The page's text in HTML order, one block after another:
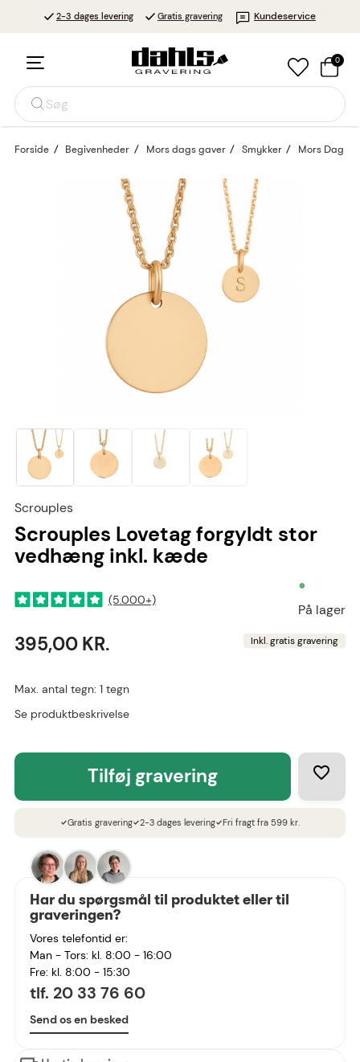
2-3 dages levering Gratis gravering Kundeservice
Søg
0
Forside Begivenheder Mors dags gaver Smykker Mors Dag
Scrouples
Scrouples Lovetag forgyldt stor
vedhæng inkl. kæde
(5.000+)
•
På lager
395,00 KR. Inkl. gratis gravering
Max. antal tegn: 1 tegn
Se produktbeskrivelse
tilføj gravering
checkGratis graveringcheck2-3 dages leveringcheckFri fragt fra 599 kr.
Har du spørgsmål til produktet eller til
graveringen?
Vores telefontid er:
Man - Tors: kl. 8:00 - 16:00
Fre: kl. 8:00 - 15:30
tlf. 20 33 76 60
Send os en besked